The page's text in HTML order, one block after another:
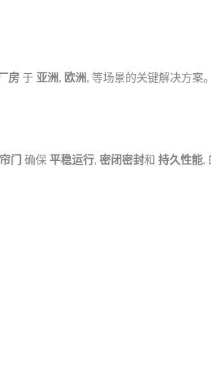
房 于 亚洲, 欧洲, 等场景的关键解决方案
门 确保 平稳运行, 密闭密封和 持久性能.